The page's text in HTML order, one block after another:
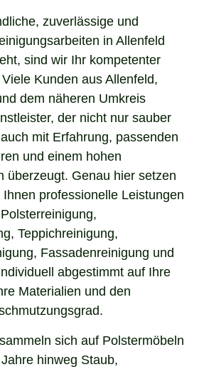
zuverlässige und
in Allenfeld
sind wir Ihr kompetenter
Kunden aus Allenfeld,
dem näheren Umkreis
der nicht nur sauber
mit Erfahrung, passenden
und einem hohen
überzeugt. Genau hier setzen
professionelle Leistungen
Teppichreinigung,
Fassadenreinigung und
abgestimmt auf Ihre
Materialien und den
sich auf Polstermöbeln
hinweg Staub,